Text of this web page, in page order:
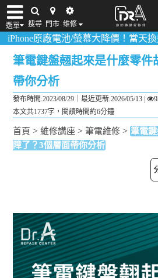
選單 搜尋 門市 维修
iPhone維修/價格 筆電維修/價格 Android手
電池/螢幕大降價！當天換好加碼180
筆電鍵盤翹起來是什麼零件
帶你分析
發布時間:2023/08/29｜最近更新:2026/05/13 |
本文共1737字，閱讀時間約6分鐘
首頁 >維修講座 >筆電維修 > 筆電
障了？3個層面帶你分析